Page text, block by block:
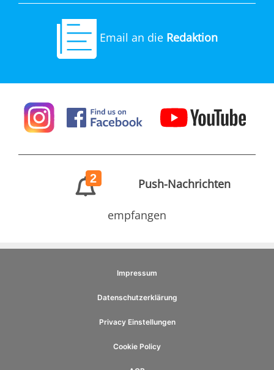
Email an die Redaktion
2 Push-Nachrichten
empfangen
Impressum
Datenschutzerklärung
Privacy Einstellungen
Cookie Policy